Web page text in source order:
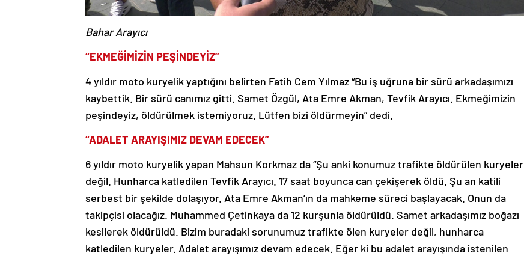
Bahar Arayıcı
“EKMEĞİMİZİN PEŞİNDEYİZ”
4 yıldır moto kuryelik yaptığını belirten Fatih Cem Yılmaz “Bu iş uğruna bir sürü arkadaşımızı
kaybettik. Bir sürü canımız gitti. Samet Özgül, Ata Emre Akman, Tevfik Arayıcı. Ekmeğimizin
peşindeyiz, öldürülmek istemiyoruz. Lütfen bizi öldürmeyin” dedi.
“ADALET ARAYIŞIMIZ DEVAM EDECEK”
6 yıldır moto kuryelik yapan Mahsun Korkmaz da “Şu anki konumuz trafikte öldürülen kuryeler
değil. Hunharca katledilen Tevfik Arayıcı. 17 saat boyunca can çekişerek öldü. Şu an katili
serbest bir şekilde dolaşıyor. Ata Emre Akman’ın da mahkeme süreci başlayacak. Onun da
takipçisi olacağız. Muhammed Çetinkaya da 12 kurşunla öldürüldü. Samet arkadaşımız boğazı
kesilerek öldürüldü. Bizim buradaki sorunumuz trafikte ölen kuryeler değil, hunharca
katledilen kuryeler. Adalet arayışımız devam edecek. Eğer ki bu adalet arayışında istenilen